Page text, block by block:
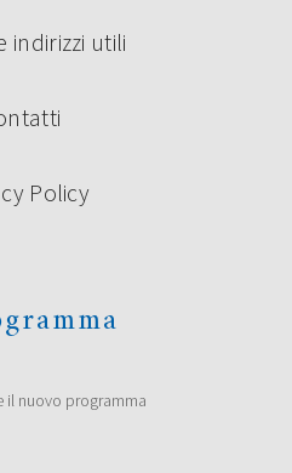
indirizzi utili
Policy
il nuovo programma